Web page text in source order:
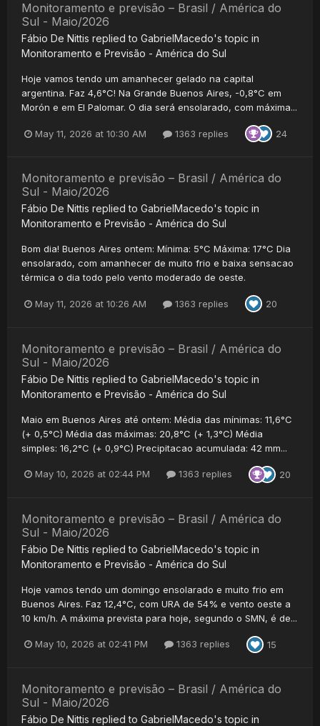
Monitoramento e previsão – Brasil / América do
Sul - Maio/2026
Fábio De Nittis replied to GabrielMacedo's topic in
Monitoramento e Previsão - América do Sul
Hoje vamos tendo um amanhecer gelado na capital
argentina. Faz 4,6°C! Na Grande Buenos Aires, -0,8°C em
Morón e em El Palomar. O dia será ensolarado, com máxima...
May 11, 2026 at 10:30 AM 1363 replies 24
Monitoramento e previsão – Brasil / América do
Sul - Maio/2026
Fábio De Nittis replied to GabrielMacedo's topic in
Monitoramento e Previsão - América do Sul
Bom dia! Buenos Aires ontem: Mínima: 5°C Máxima: 17°C Dia
ensolarado, com amanhecer de muito frio e baixa sensacao
térmica o dia todo pelo vento moderado de oeste.
May 11, 2026 at 10:26 AM 1363 replies 20
Monitoramento e previsão – Brasil / América do
Sul - Maio/2026
Fábio De Nittis replied to GabrielMacedo's topic in
Monitoramento e Previsão - América do Sul
Maio em Buenos Aires até ontem: Média das mínimas: 11,6°C
(+ 0,5°C) Média das máximas: 20,8°C (+ 1,3°C) Média
simples: 16,2°C (+ 0,9°C) Precipitacao acumulada: 42 mm...
May 10, 2026 at 02:44 PM 1363 replies 20
Monitoramento e previsão – Brasil / América do
Sul - Maio/2026
Fábio De Nittis replied to GabrielMacedo's topic in
Monitoramento e Previsão - América do Sul
Hoje vamos tendo um domingo ensolarado e muito frio em
Buenos Aires. Faz 12,4°C, com URA de 54% e vento oeste a
10 km/h. A máxima prevista para hoje, segundo o SMN, é de...
May 10, 2026 at 02:41 PM 1363 replies 15
Monitoramento e previsão – Brasil / América do
Sul - Maio/2026
Fábio De Nittis replied to GabrielMacedo's topic in